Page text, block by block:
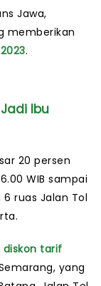
Jawa,
memberikan
.
Ibu
20 persen
WIB sampai
6 ruas Jalan Tol
diskon tarif
yang